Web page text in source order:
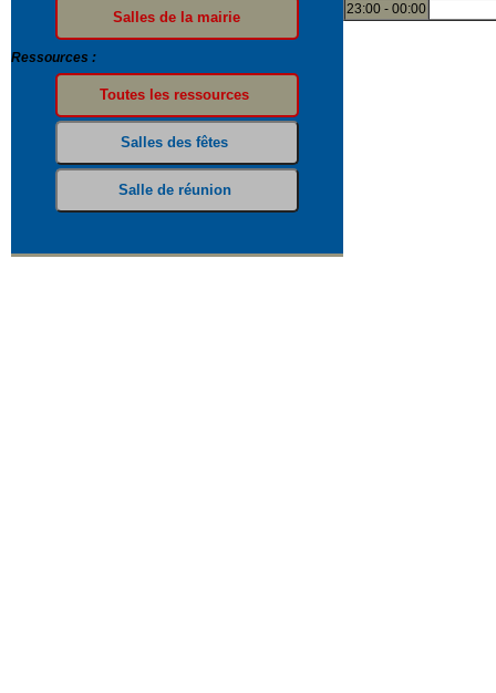
Ressources :
23:00 - 00:00